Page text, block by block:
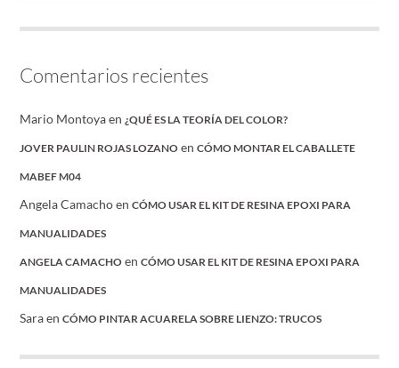
Comentarios recientes
Mario Montoyaen ¿QUÉ ES LA TEORÍA DEL COLOR?
JOVER PAULIN ROJAS LOZANO enCÓMO MONTAR EL CABALLETE
MABEF M04
Angela CamachoenCÓMO USAR EL KIT DE RESINA EPOXI PARA
MANUALIDADES
ANGELA CAMACHO enCÓMO USAR EL KIT DE RESINA EPOXI PARA
MANUALIDADES
SaraenCÓMO PINTAR ACUARELA SOBRE LIENZO: TRUCOS